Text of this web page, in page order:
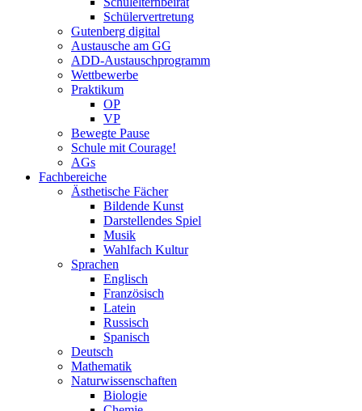
Schülervertretung
Gutenberg digital
Austausche am GG
ADD-Austauschprogramm
Wettbewerbe
Praktikum
OP
VP
Bewegte Pause
Schule mit Courage!
AGs
Fachbereiche
Ästhetische Fächer
Bildende Kunst
Darstellendes Spiel
Musik
Wahlfach Kultur
Sprachen
Englisch
Französisch
Latein
Russisch
Spanisch
Deutsch
Mathematik
Naturwissenschaften
Biologie